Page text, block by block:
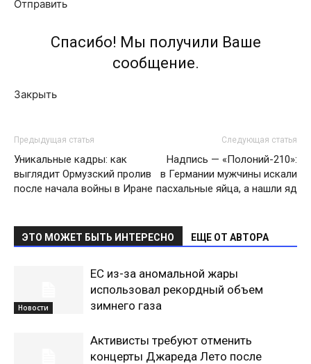
Отправить
Спасибо! Мы получили Ваше
сообщение.
Закрыть
Предыдущая статья
Уникальные кадры: как
выглядит Ормузский пролив
после начала войны в Иране
Следующая статья
Надпись — «Полоний-210»:
в Германии мужчины искали
пасхальные яйца, а нашли яд
ЭТО МОЖЕТ БЫТЬ ИНТЕРЕСНО ЕЩЕ ОТ АВТОРА
Новости
ЕС из-за аномальной жары
использовал рекордный объем
зимнего газа
Активисты требуют отменить
концерты Джареда Лето после